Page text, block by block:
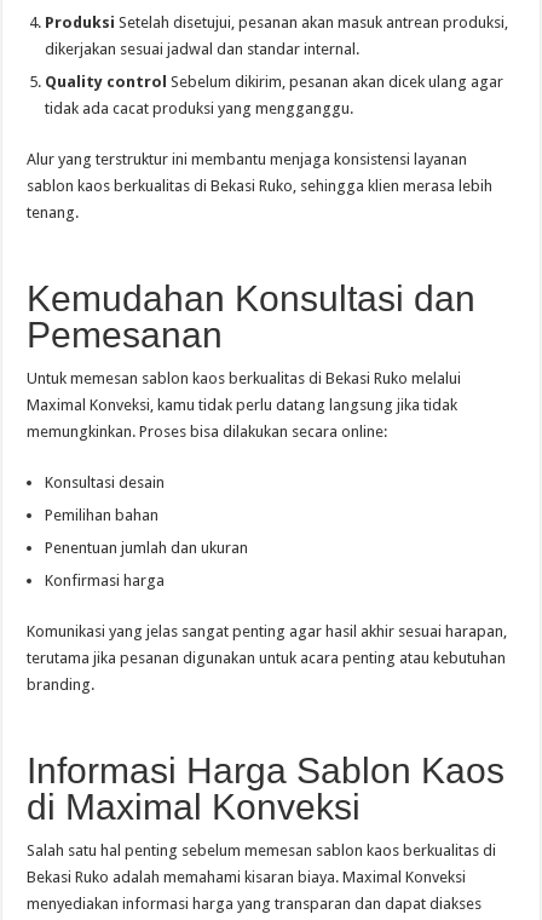
Produksi Setelah disetujui, pesanan akan masuk antrean produksi,
dikerjakan sesuai jadwal dan standar internal.
Quality control Sebelum dikirim, pesanan akan dicek ulang agar
tidak ada cacat produksi yang mengganggu.
Alur yang terstruktur ini membantu menjaga konsistensi layanan
sablon kaos berkualitas di Bekasi Ruko, sehingga klien merasa lebih
tenang.
Kemudahan Konsultasi dan
Pemesanan
Untuk memesan sablon kaos berkualitas di Bekasi Ruko melalui
Maximal Konveksi, kamu tidak perlu datang langsung jika tidak
memungkinkan. Proses bisa dilakukan secara online:
Konsultasi desain
Pemilihan bahan
Penentuan jumlah dan ukuran
Konfirmasi harga
Komunikasi yang jelas sangat penting agar hasil akhir sesuai harapan,
terutama jika pesanan digunakan untuk acara penting atau kebutuhan
branding.
Informasi Harga Sablon Kaos
di Maximal Konveksi
Salah satu hal penting sebelum memesan sablon kaos berkualitas di
Bekasi Ruko adalah memahami kisaran biaya. Maximal Konveksi
menyediakan informasi harga yang transparan dan dapat diakses